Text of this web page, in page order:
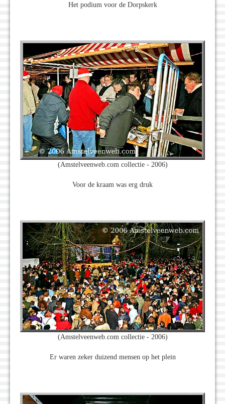
Het podium voor de Dorpskerk
(Amstelveenweb.com collectie - 2006)
Voor de kraam was erg druk
(Amstelveenweb.com collectie - 2006)
Er waren zeker duizend mensen op het plein